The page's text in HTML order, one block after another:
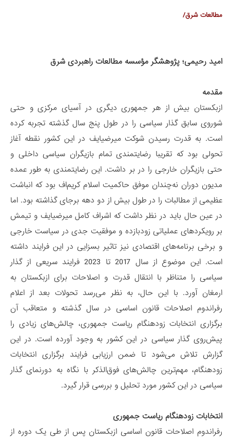
مطالعات شرق/
امید رحیمی؛ پژوهشگر مؤسسه مطالعات راهبردی شرق
مقدمه
ازبکستان بیش از هر جمهوری دیگری در آسیای مرکزی و حتی
شوروی سابق گذار سیاسی را در طول پنج سال گذشته تجربه کرده
است. به قدرت رسیدن شوکت میرضیایف در این کشور نقطه آغاز
تحولی بود که تقریبا رضایتمندی تمام بازیگران سیاسی داخلی و
حتی بازیگران خارجی را در بر داشت. این رضایتمندی به طور عمده
مدیون دوران نه‌چندان موفق حاکمیت اسلام کریم‌اف بود که انباشت
عظیمی از مطالبات را در طول بیش از دو دهه برجای گذاشته بود. اما
در عین حال باید در نظر داشت که اشراف کامل میرضیایف و تیمش
بر رویکردهای عملیاتی زودبازده و موفقیت جدی در سیاست خارجی
و برخی برنامه‌های اقتصادی نیز تاثیر بسزایی در این فرایند داشته
است. این موضوع از سال 2017 تا 2023 فرایند سریعی از گذار
سیاسی را متناظر با انتقال قدرت و اصلاحات برای ازبکستان به
ارمغان آورد. با این حال، به نظر می‌رسد تحولات بعد از اعلام
رفراندوم اصلاحات قانون اساسی در سال گذشته و متعاقب آن
برگزاری انتخابات زودهنگام ریاست جمهوری، چالش‌های زیادی را
پیش‌روی گذار سیاسی در این کشور به وجود آورده است. در این
گزارش تلاش می‌شود تا ضمن ارزیابی فرایند برگزاری انتخابات
زودهنگام، مهم‌ترین چالش‌های فوق‌الذکر با نگاه به دورنمای گذار
سیاسی در این کشور مورد تحلیل و بررسی قرار گیرد.
انتخابات زودهنگام ریاست جمهوری
رفراندوم اصلاحات قانون اساسی ازبکستان پس از طی یک دوره از